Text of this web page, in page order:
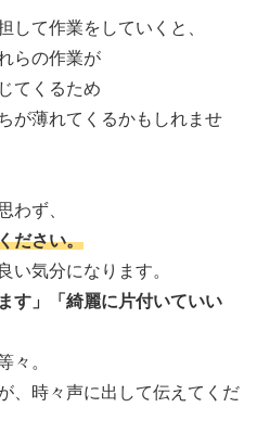
して作業をしていくと、
らの作業が
てくるため
が薄れてくるかもしれませ
わず、
ださい。
い気分になります。
す」「綺麗に片付いていい
々。
、時々声に出して伝えてくだ